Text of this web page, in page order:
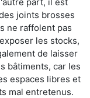
joints brosses
ne raffolent pas
les stocks,
de laisser
bâtiments, car les
espaces libres et
mal entretenus.